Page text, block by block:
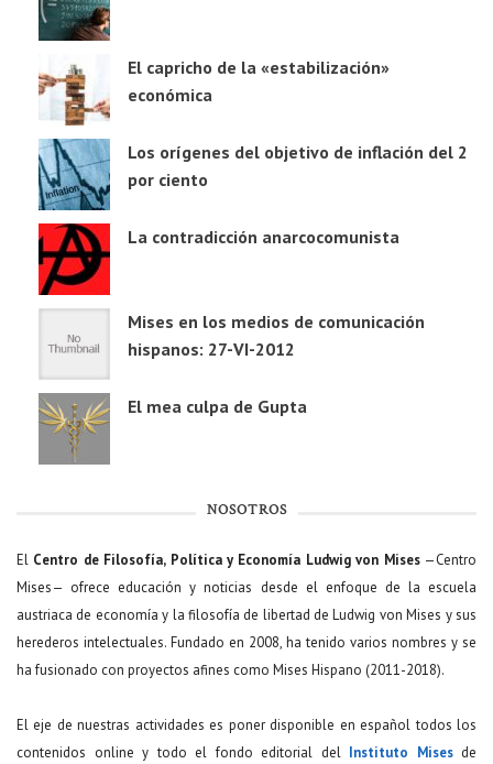
El capricho de la «estabilización»
económica
Los orígenes del objetivo de inflación del 2
por ciento
La contradicción anarcocomunista
Mises en los medios de comunicación
hispanos: 27-VI-2012
El mea culpa de Gupta
NOSOTROS
El Centro de Filosofía, Política y Economía Ludwig von Mises—Centro
Mises— ofrece educación y noticias desde el enfoque de la escuela
austriaca de economía y la filosofía de libertad de Ludwig von Mises y sus
herederos intelectuales. Fundado en 2008, ha tenido varios nombres y se
ha fusionado con proyectos afines como Mises Hispano (2011-2018).
El eje de nuestras actividades es poner disponible en español todos los
contenidos online y todo el fondo editorial del Instituto Misesde